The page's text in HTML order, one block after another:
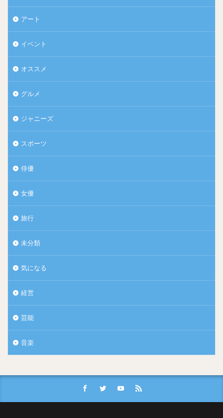
アート
イベント
オススメ
グルメ
ジャニーズ
スポーツ
俳優
女優
旅行
未分類
気になる
経営
芸能
音楽